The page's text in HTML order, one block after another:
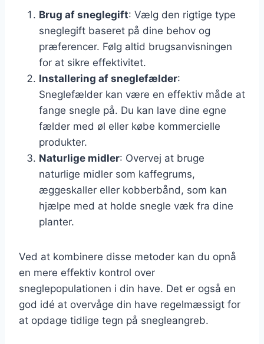
Brug af sneglegift: Vælg den rigtige type
sneglegift baseret på dine behov og
præferencer. Følg altid brugsanvisningen
for at sikre effektivitet.
Installering af sneglefælder:
Sneglefælder kan være en effektiv måde at
fange snegle på. Du kan lave dine egne
fælder med øl eller købe kommercielle
produkter.
Naturlige midler: Overvej at bruge
naturlige midler som kaffegrums,
æggeskaller eller kobberbånd, som kan
hjælpe med at holde snegle væk fra dine
planter.
Ved at kombinere disse metoder kan du opnå
en mere effektiv kontrol over
sneglepopulationen i din have. Det er også en
god idé at overvåge din have regelmæssigt for
at opdage tidlige tegn på snegleangreb.